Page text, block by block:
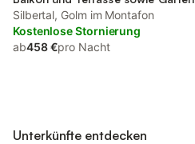
Silbertal, Golm im Montafon
Kostenlose Stornierung
ab458 €pro Nacht
Unterkünfte entdecken